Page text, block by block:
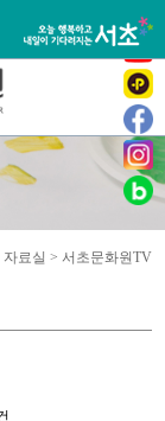
자료실 > 서초문화원TV